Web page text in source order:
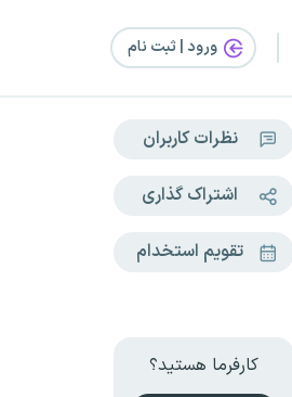
ورود | ثبت‌ نام
نظرات کاربران
اشتراک گذاری
تقویم استخدام
کارفرما هستید؟